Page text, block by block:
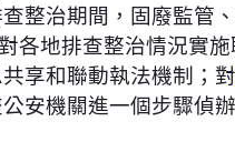
查整治期間，固廢監
各地排查整治情況實
享和聯動執法機制；對
安機關進一個步驟偵